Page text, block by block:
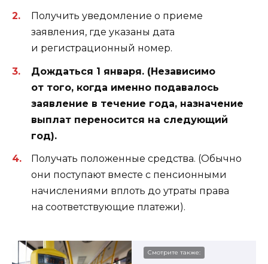
Получить уведомление о приеме
заявления, где указаны дата
и регистрационный номер.
Дождаться 1 января. (Независимо
от того, когда именно подавалось
заявление в течение года, назначение
выплат переносится на следующий
год).
Получать положенные средства. (Обычно
они поступают вместе с пенсионными
начислениями вплоть до утраты права
на соответствующие платежи).
Смотрите также: